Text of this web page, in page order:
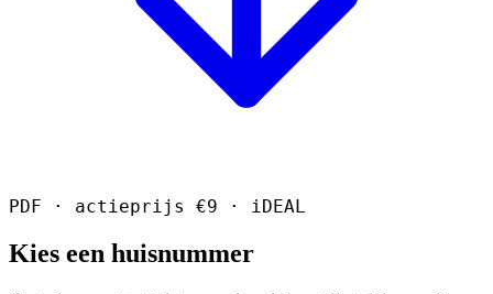
PDF · actieprijs €9 · iDEAL
Kies een huisnummer